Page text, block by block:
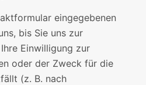
eingegebenen
bis Sie uns zur
Einwilligung zur
oder der Zweck für die
(z. B. nach